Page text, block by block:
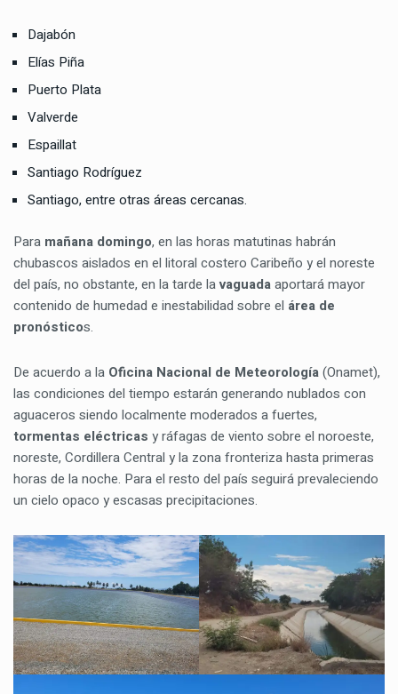
Dajabón
Elías Piña
Puerto Plata
Valverde
Espaillat
Santiago Rodríguez
Santiago, entre otras áreas cercanas.
Para mañana domingo, en las horas matutinas habrán
chubascos aislados en el litoral costero Caribeño y el noreste
del país, no obstante, en la tarde lavaguadaaportará mayor
contenido de humedad e inestabilidad sobre el área de
pronósticos.
De acuerdo a la Oficina Nacional de Meteorología(Onamet),
las condiciones del tiempo estarán generando nublados con
aguaceros siendo localmente moderados a fuertes,
tormentas eléctricas y ráfagas de viento sobre el noroeste,
noreste, Cordillera Central y la zona fronteriza hasta primeras
horas de la noche. Para el resto del país seguirá prevaleciendo
un cielo opaco y escasas precipitaciones.